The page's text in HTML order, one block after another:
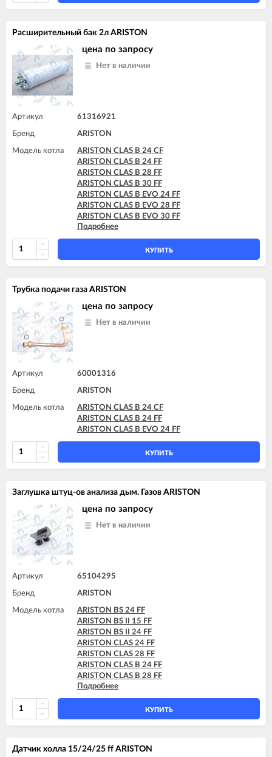
Расширительный бак 2л ARISTON
цена по запросу
Нет в наличии
Артикул 61316921
Бренд ARISTON
Модель котла
ARISTON CLAS B 24 CF
ARISTON CLAS B 24 FF
ARISTON CLAS B 28 FF
ARISTON CLAS B 30 FF
ARISTON CLAS B EVO 24 FF
ARISTON CLAS B EVO 28 FF
ARISTON CLAS B EVO 30 FF
ARISTON CLAS B X 24 FF
ARISTON CLAS B X 28 FF
Подробнее
КУПИТЬ
Трубка подачи газа ARISTON
цена по запросу
Нет в наличии
Артикул 60001316
Бренд ARISTON
Модель котла
ARISTON CLAS B 24 CF
ARISTON CLAS B 24 FF
ARISTON CLAS B EVO 24 FF
КУПИТЬ
Заглушка штуц-ов анализа дым. Газов ARISTON
цена по запросу
Нет в наличии
Артикул 65104295
Бренд ARISTON
Модель котла
ARISTON BS 24 FF
ARISTON BS II 15 FF
ARISTON BS II 24 FF
ARISTON CLAS 24 FF
ARISTON CLAS 28 FF
ARISTON CLAS B 24 FF
ARISTON CLAS B 28 FF
ARISTON CLAS B 30 FF
ARISTON CLAS B EVO 24 FF
ARISTON CLAS B EVO 28 FF
ARISTON CLAS B EVO 30 FF
ARISTON CLAS EVO 28 FF
Подробнее
КУПИТЬ
Датчик холла 15/24/25 ff ARISTON